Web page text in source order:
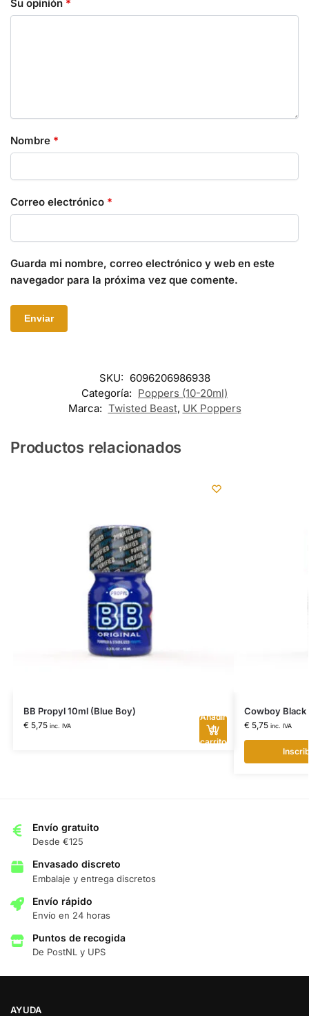
Su opinión *
Nombre *
Correo electrónico *
Guarda mi nombre, correo electrónico y web en este
navegador para la próxima vez que comente.
SKU: 6096206986938
Categoría: Poppers (10-20ml)
Marca: Twisted Beast, UK Poppers
Productos relacionados
BB Propyl 10ml (Blue Boy)
€5,75 inc. IVA
Añadir
al
carrito
Cowboy Black
€5,75 inc. IVA
Envío gratuito
Desde €125
Envasado discreto
Embalaje y entrega discretos
Envío rápido
Envío en 24 horas
Puntos de recogida
De PostNL y UPS
AYUDA